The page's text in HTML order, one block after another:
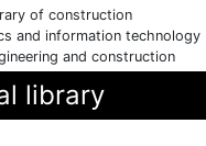
of construction
and information technology
and construction
library